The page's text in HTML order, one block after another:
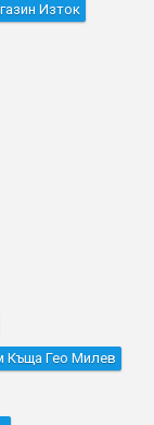
Изток
Къщa Гео Милев